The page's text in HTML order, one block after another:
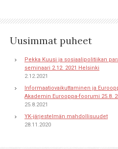
Uusimmat puheet
Pekka Kuusi ja sosiaalipolitiikan
seminaari 2.12. 2021 Helsinki
2.12.2021
Informaatiovaikuttaminen ja
Akademin Eurooppa-foorumi 25.8.
25.8.2021
YK-järjestelmän mahdollisuudet
28.11.2020